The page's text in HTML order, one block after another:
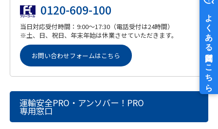
0120-609-100
当日対応受付時間：9:00～17:30（電話受付は24時間）
※土、日、祝日、年末年始は休業させていただきます。
お問い合わせフォームはこちら
運輸安全PRO・アンソバー！PRO
専用窓口